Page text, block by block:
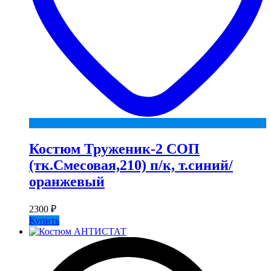
Костюм Труженик-2 СОП
(тк.Смесовая,210) п/к, т.синий/
оранжевый
2300 ₽
Купить